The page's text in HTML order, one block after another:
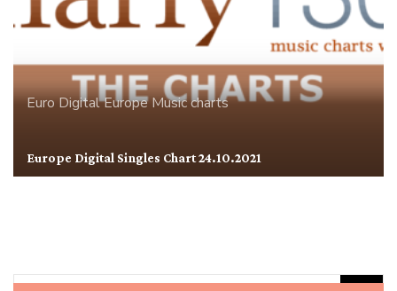
Euro DigitalEuropeMusic charts
Europe Digital Singles Chart 24.10.2021